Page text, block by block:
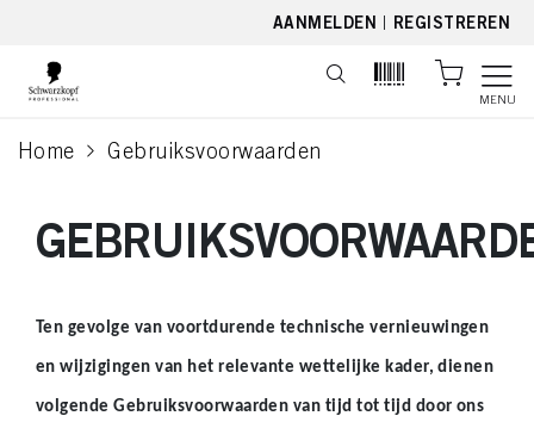
AANMELDEN | REGISTREREN
MENU
Home Gebruiksvoorwaarden
current page
Ten gevolge van voortdurende technische vernieuwingen
en wijzigingen van het relevante wettelijke kader, dienen
volgende Gebruiksvoorwaarden van tijd tot tijd door ons